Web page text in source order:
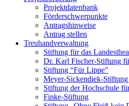
Projektdatenbank
Förderschwerpunkte
Antragshinweise
Antrag stellen
Treuhandverwaltung
Stiftung für das
Dr. Karl Fischer-Stiftung
Stiftung “Für Lippe”
Meyer-Sickendiek-
Stiftung der Hochschule
Finke-Stiftung